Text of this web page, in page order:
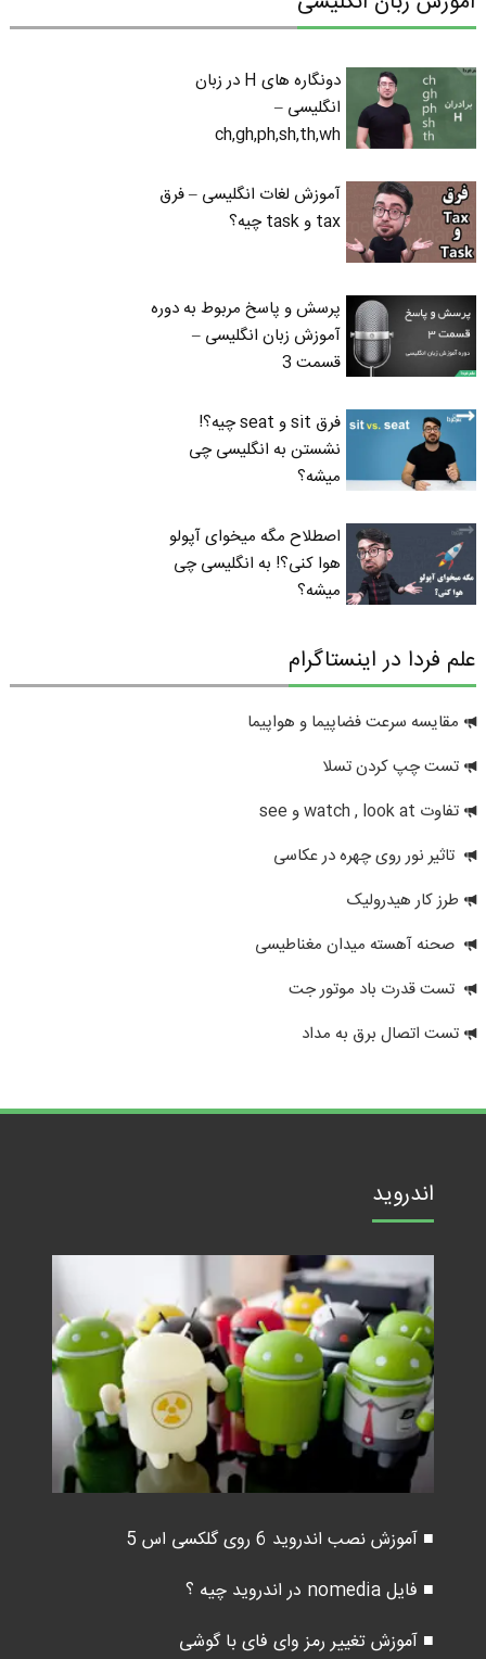
دونگاره های H در زبان
انگلیسی –
ch,gh,ph,sh,th,wh
آموزش لغات انگلیسی – فرق
tax و task چیه؟
پرسش و پاسخ مربوط به دوره
آموزش زبان انگلیسی –
قسمت 3
فرق sit و seat چیه؟!
نشستن به انگلیسی چی
میشه؟
اصطلاح مگه میخوای آپولو
هوا کنی؟! به انگلیسی چی
میشه؟
علم فردا در اینستاگرام
مقایسه سرعت فضاپیما و هواپیما
تست چپ کردن تسلا
تفاوت watch , look at و see
تاثیر نور روی چهره در عکاسی
طرز کار هیدرولیک
صحنه آهسته میدان مغناطیسی
تست قدرت باد موتور جت
تست اتصال برق به مداد
اندروید
■ آموزش نصب اندروید 6 روی گلکسی اس 5
■ فایل nomedia در اندروید چیه ؟
■ آموزش تغییر رمز وای فای با گوشی